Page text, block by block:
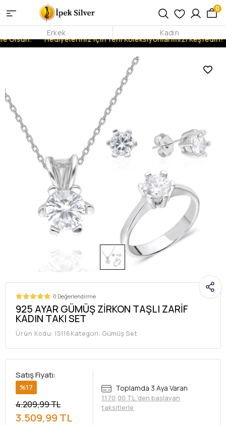
Olsun. Hediyeleriniz İçin Yeni Koleksiyonlarımızı Keşfedin!
0
Erkek Kadın
0 Değerlendirme
925 AYAR GÜMÜŞ ZİRKON TAŞLI ZARİF
KADIN TAKI SET
Ürün Kodu: IS116Kategori: Gümüş Set
Satış Fiyatı:
%17
4.209,99 TL
3.509,99 TL
Toplamda 3 Aya Varan
1.170,00 TL 'den başlayan
taksitlerle